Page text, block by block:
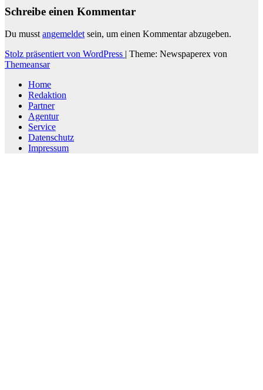
Schreibe einen Kommentar
Du musst angemeldet sein, um einen Kommentar abzugeben.
Stolz präsentiert von WordPress | Theme: Newspaperex von
Themeansar
Home
Redaktion
Partner
Agentur
Service
Datenschutz
Impressum